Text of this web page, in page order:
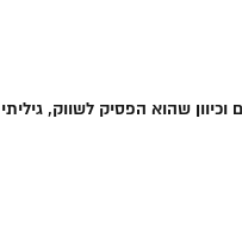
וכיוון שהוא הפסיק לשווק, גיליתי